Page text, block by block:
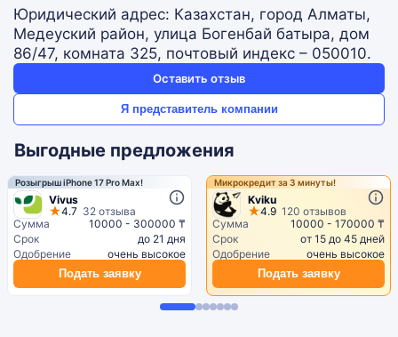
Юридический адрес: Казахстан, город Алматы,
Медеуский район, улица Богенбай батыра, дом
86/47, комната 325, почтовый индекс – 050010.
Оставить отзыв
Я представитель компании
Выгодные предложения
Розыгрыш iPhone 17 Pro Max!
Vivus
4.7 32 отзыва
Сумма
10000 - 300000 ₸
Срок
до 21 дня
Одобрение
очень высокое
Подать заявку
Микрокредит за 3 минуты!
Kviku
4.9 120 отзывов
Сумма
10000 - 170000 ₸
Срок
от 15 до 45 дней
Одобрение
очень высокое
Подать заявку